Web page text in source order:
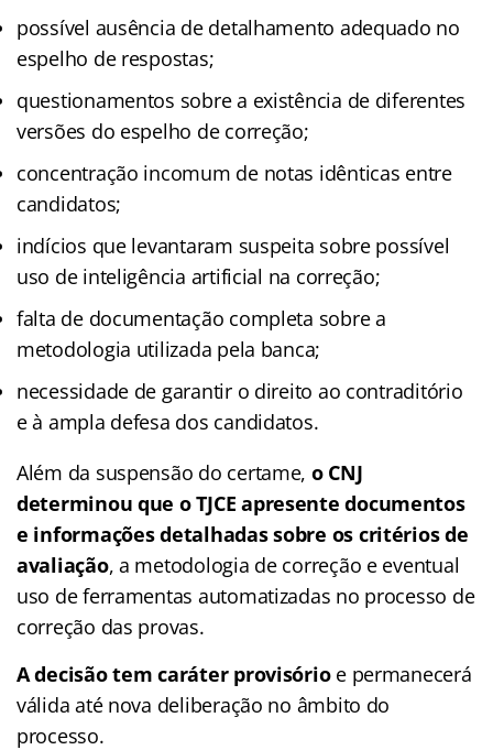
possível ausência de detalhamento adequado no
espelho de respostas;
questionamentos sobre a existência de diferentes
versões do espelho de correção;
concentração incomum de notas idênticas entre
candidatos;
indícios que levantaram suspeita sobre possível
uso de inteligência artificial na correção;
falta de documentação completa sobre a
metodologia utilizada pela banca;
necessidade de garantir o direito ao contraditório
e à ampla defesa dos candidatos.
Além da suspensão do certame, o CNJ
determinou que o TJCE apresente documentos
e informações detalhadas sobre os critérios de
avaliação, a metodologia de correção e eventual
uso de ferramentas automatizadas no processo de
correção das provas.
A decisão tem caráter provisórioe permanecerá
válida até nova deliberação no âmbito do
processo.